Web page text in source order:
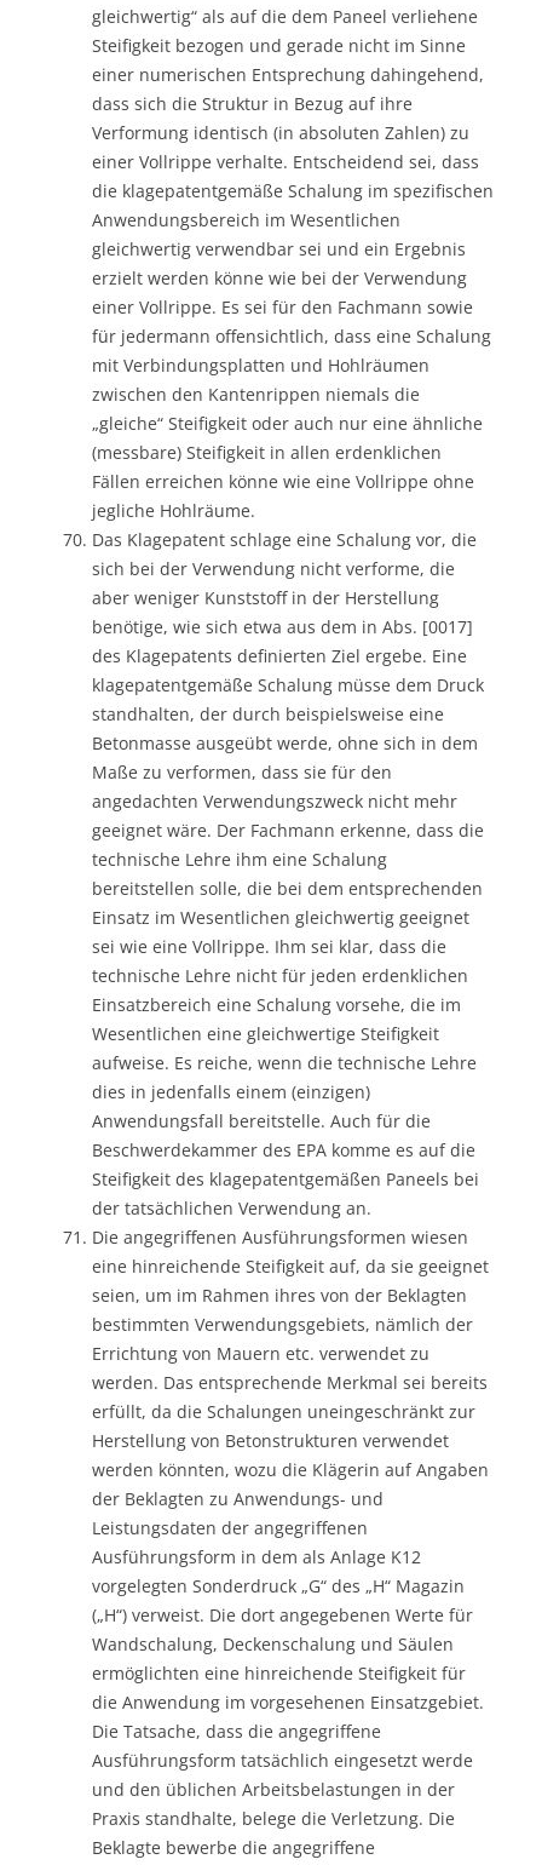
gleichwertig“ als auf die dem Paneel verliehene
Steifigkeit bezogen und gerade nicht im Sinne
einer numerischen Entsprechung dahingehend,
dass sich die Struktur in Bezug auf ihre
Verformung identisch (in absoluten Zahlen) zu
einer Vollrippe verhalte. Entscheidend sei, dass
die klagepatentgemäße Schalung im spezifischen
Anwendungsbereich im Wesentlichen
gleichwertig verwendbar sei und ein Ergebnis
erzielt werden könne wie bei der Verwendung
einer Vollrippe. Es sei für den Fachmann sowie
für jedermann offensichtlich, dass eine Schalung
mit Verbindungsplatten und Hohlräumen
zwischen den Kantenrippen niemals die
„gleiche“ Steifigkeit oder auch nur eine ähnliche
(messbare) Steifigkeit in allen erdenklichen
Fällen erreichen könne wie eine Vollrippe ohne
jegliche Hohlräume.
Das Klagepatent schlage eine Schalung vor, die
sich bei der Verwendung nicht verforme, die
aber weniger Kunststoff in der Herstellung
benötige, wie sich etwa aus dem in Abs. [0017]
des Klagepatents definierten Ziel ergebe. Eine
klagepatentgemäße Schalung müsse dem Druck
standhalten, der durch beispielsweise eine
Betonmasse ausgeübt werde, ohne sich in dem
Maße zu verformen, dass sie für den
angedachten Verwendungszweck nicht mehr
geeignet wäre. Der Fachmann erkenne, dass die
technische Lehre ihm eine Schalung
bereitstellen solle, die bei dem entsprechenden
Einsatz im Wesentlichen gleichwertig geeignet
sei wie eine Vollrippe. Ihm sei klar, dass die
technische Lehre nicht für jeden erdenklichen
Einsatzbereich eine Schalung vorsehe, die im
Wesentlichen eine gleichwertige Steifigkeit
aufweise. Es reiche, wenn die technische Lehre
dies in jedenfalls einem (einzigen)
Anwendungsfall bereitstelle. Auch für die
Beschwerdekammer des EPA komme es auf die
Steifigkeit des klagepatentgemäßen Paneels bei
der tatsächlichen Verwendung an.
Die angegriffenen Ausführungsformen wiesen
eine hinreichende Steifigkeit auf, da sie geeignet
seien, um im Rahmen ihres von der Beklagten
bestimmten Verwendungsgebiets, nämlich der
Errichtung von Mauern etc. verwendet zu
werden. Das entsprechende Merkmal sei bereits
erfüllt, da die Schalungen uneingeschränkt zur
Herstellung von Betonstrukturen verwendet
werden könnten, wozu die Klägerin auf Angaben
der Beklagten zu Anwendungs- und
Leistungsdaten der angegriffenen
Ausführungsform in dem als Anlage K12
vorgelegten Sonderdruck „G“ des „H“ Magazin
(„H“) verweist. Die dort angegebenen Werte für
Wandschalung, Deckenschalung und Säulen
ermöglichten eine hinreichende Steifigkeit für
die Anwendung im vorgesehenen Einsatzgebiet.
Die Tatsache, dass die angegriffene
Ausführungsform tatsächlich eingesetzt werde
und den üblichen Arbeitsbelastungen in der
Praxis standhalte, belege die Verletzung. Die
Beklagte bewerbe die angegriffene